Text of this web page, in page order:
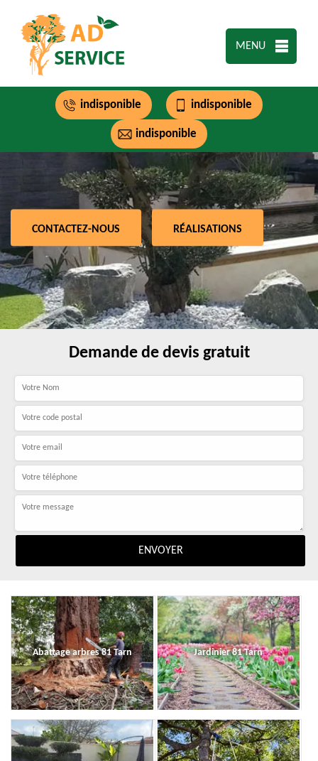
MENU
indisponible indisponible
indisponible
CONTACTEZ-NOUS RÉALISATIONS
Demande de devis gratuit
Abattage arbres 81 Tarn Jardinier 81 Tarn